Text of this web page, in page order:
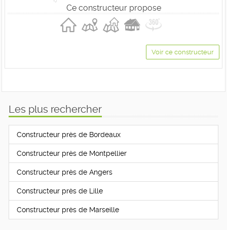
Ce constructeur propose
Voir ce constructeur
Les plus rechercher
Constructeur près de Bordeaux
Constructeur près de Montpellier
Constructeur près de Angers
Constructeur près de Lille
Constructeur près de Marseille